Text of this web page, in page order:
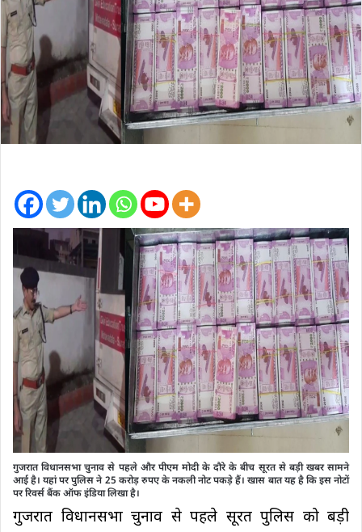
गुजरात विधानसभा चुनाव से पहले और पीएम मोदी के दौरे के बीच सूरत से बड़ी खबर सामने
आई है। यहां पर पुलिस ने 25 करोड़ रुपए के नकली नोट पकड़े हैं। खास बात यह है कि इस नोटों
पर रिवर्स बैंक ऑफ इंडिया लिखा है।
गुजरात विधानसभा चुनाव से पहले सूरत पुलिस को बड़ी